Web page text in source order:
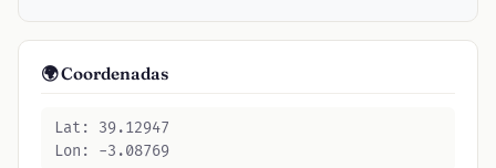
🌍 Coordenadas
Lat: 39.12947
Lon: -3.08769